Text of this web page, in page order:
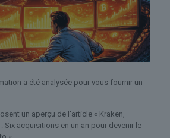
a été analysée pour vous fournir un
un aperçu de l'article « Kraken,
: Six acquisitions en un an pour devenir le